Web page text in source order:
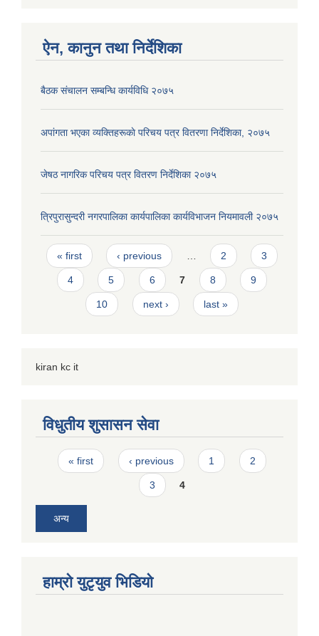
ऐन, कानुन तथा निर्देशिका
बैठक संचालन सम्बन्धि कार्यविधि २०७५
अपांगता भएका व्यक्तिहरूकाे परिचय पत्र वितरणा निर्देशिका, २०७५
जेषठ नागरिक परिचय पत्र वितरण निर्देशिका २०७५
त्रिपुरासुन्दरी नगरपालिका कार्यपालिका कार्यविभाजन नियमावली २०७५
Pages
« first ‹ previous 2 3
4 5 6 7 8 9
10 next › last »
kiran kc it
विधुतीय शुसासन सेवा
Pages
« first ‹ previous 1 2
3 4
अन्य
हाम्राे युटृयुव भिडियाे